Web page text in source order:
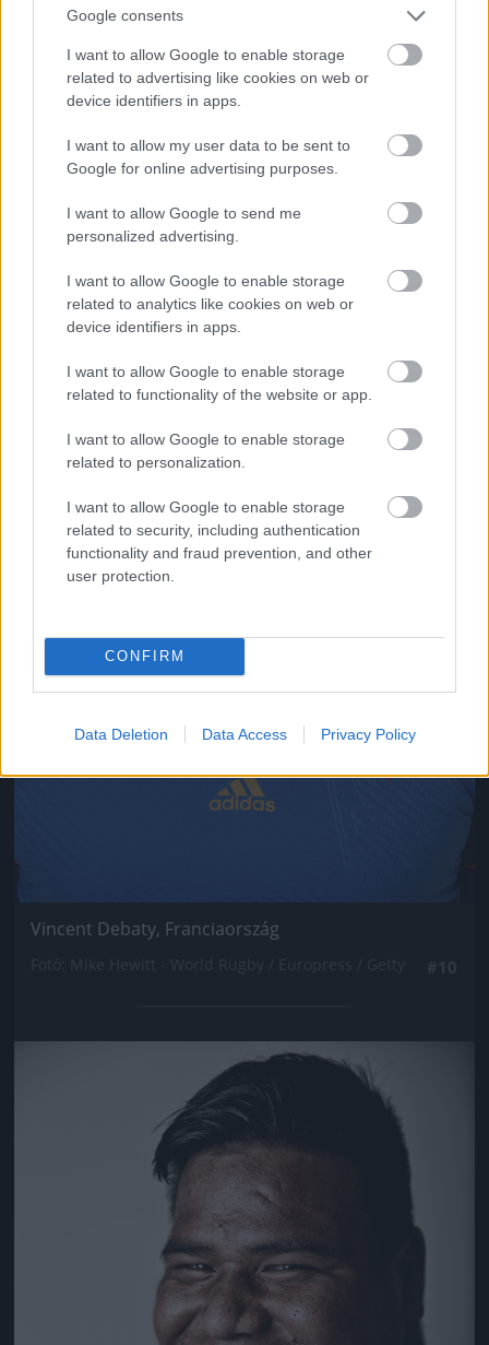
Google consents
I want to allow Google to enable storage
related to advertising like cookies on web or
device identifiers in apps.
I want to allow my user data to be sent to
Google for online advertising purposes.
I want to allow Google to send me
personalized advertising.
I want to allow Google to enable storage
related to analytics like cookies on web or
device identifiers in apps.
I want to allow Google to enable storage
related to functionality of the website or app.
I want to allow Google to enable storage
related to personalization.
I want to allow Google to enable storage
related to security, including authentication
functionality and fraud prevention, and other
user protection.
CONFIRM
Data Deletion Data Access Privacy Policy
Jacques Burger, Namíbia
Fotó: Matt Lewis - World Rugby / Europress / Getty
Jön még kép!
Vincent Debaty, Franciaország
Jön még kép!